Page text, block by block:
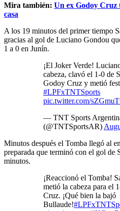
Mira también: Un ex Godoy Cruz
casa
A los 19 minutos del primer tiempo
gracias al gol de Luciano Gondou
1 a 0 en Junín.
¡El Joker Verde!
cabeza, clavó el 1-0 de
Godoy Cruz y metió
#LPFxTNTSports
pic.twitter.com/
— TNT Sports
(@TNTSportsAR)
Minutos después el Tomba llegó al
preparada que terminó con el gol de
minutos.
¡Reaccionó el Tomba!
metió la cabeza para el
Cruz. ¡Qué bien la bajó
Bullaude!